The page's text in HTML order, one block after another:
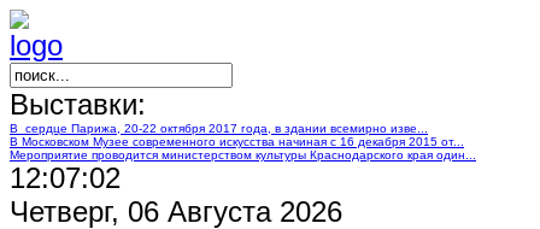
Выставки:
В сердце Парижа, 20-22 октября 2017 года, в здании всемирно изве...
В Московском Музее современного искусства начиная с 16 декабря 2015 от...
Мероприятие проводится министерством культуры Краснодарского края один...
12:07:03
Четверг, 06 Августа 2026